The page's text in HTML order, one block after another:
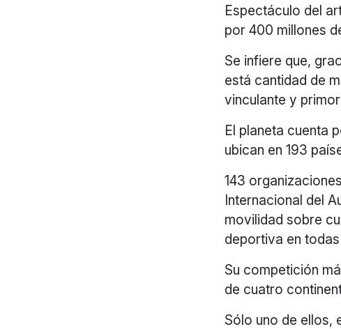
Espectáculo del
por 400 millones
Se infiere que,
está cantidad de
vinculante y
El planeta cuenta
ubican en 193
143
Internacional del
movilidad sobre
deportiva en
Su competición
de cuatro
Sólo uno de ellos,